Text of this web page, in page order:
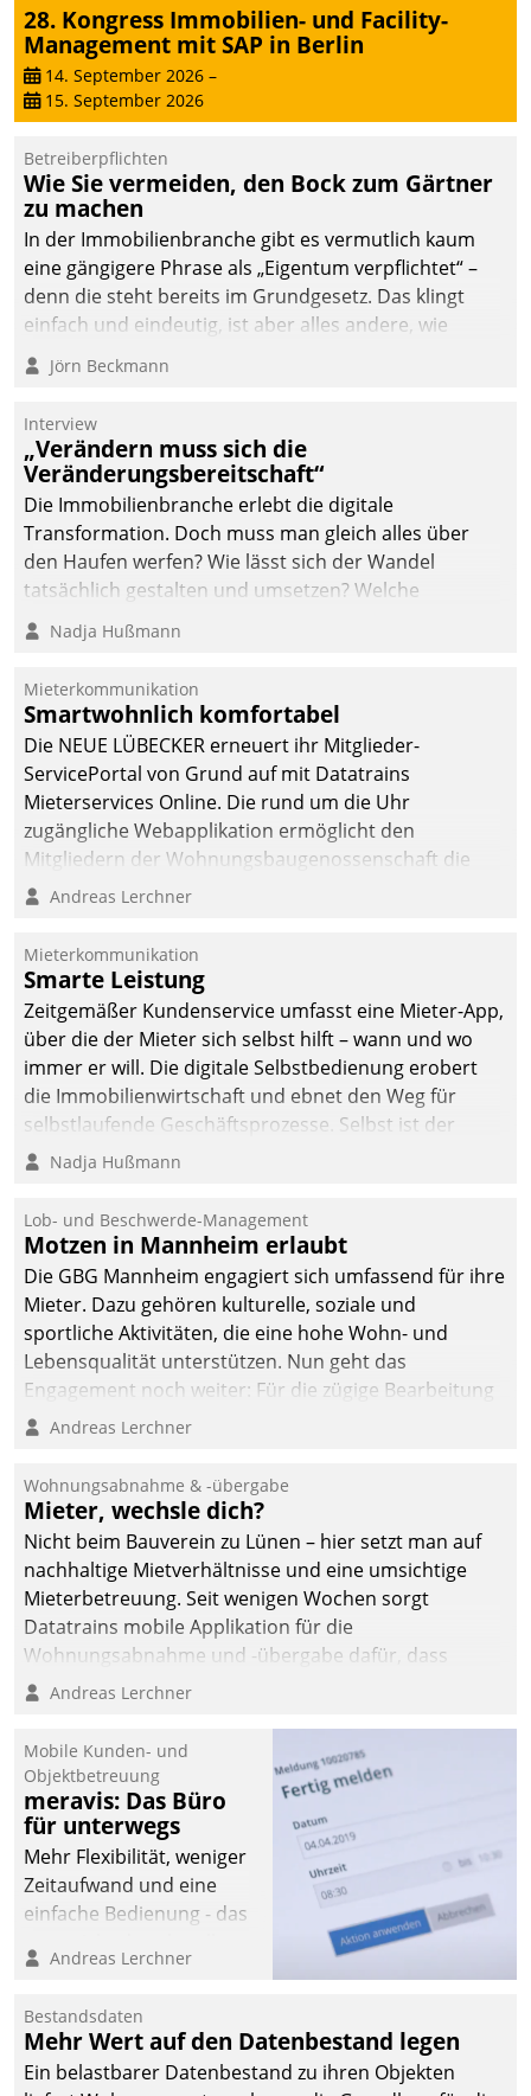
28. Kongress Immobilien- und Facility-
Management mit SAP in Berlin
14. September 2026 –
15. September 2026
Betreiberpflichten
Wie Sie vermeiden, den Bock zum Gärtner
zu machen
In der Immobilienbranche gibt es vermutlich kaum
eine gängigere Phrase als „Eigentum verpflichtet“ –
denn die steht bereits im Grundgesetz. Das klingt
einfach und eindeutig, ist aber alles andere, wie
Branchenbeschäftigte wissen. Denn mit der
Verantwortung folgen Verpflichtungen.
Jörn Beckmann
Interview
„Verändern muss sich die
Veränderungsbereitschaft“
Die Immobilienbranche erlebt die digitale
Transformation. Doch muss man gleich alles über
den Haufen werfen? Wie lässt sich der Wandel
tatsächlich gestalten und umsetzen? Welche
Argumente zählen wirklich?
Nadja Hußmann
Mieterkommunikation
Smartwohnlich komfortabel
Die NEUE LÜBECKER erneuert ihr Mitglieder-
ServicePortal von Grund auf mit Datatrains
Mieterservices Online. Die rund um die Uhr
zugängliche Webapplikation ermöglicht den
Mitgliedern der Wohnungs­bau­genossenschaft die
Kontaktaufnahme per Smartphone, Tablet oder PC.
Andreas Lerchner
Mieterkommunikation
Smarte Leistung
Zeitgemäßer Kundenservice umfasst eine Mieter-App,
über die der Mieter sich selbst hilft – wann und wo
immer er will. Die digitale Selbstbedienung erobert
die Immobilienwirtschaft und ebnet den Weg für
selbstlaufende Geschäftsprozesse. Selbst ist der
Kunde und smart der Serviceanbieter.
Nadja Hußmann
Lob- und Beschwerde-Management
Motzen in Mannheim erlaubt
Die GBG Mannheim engagiert sich umfassend für ihre
Mieter. Dazu gehören kulturelle, soziale und
sportliche Aktivitäten, die eine hohe Wohn- und
Lebensqualität unterstützen. Nun geht das
Engagement noch weiter: Für die zügige Bearbeitung
von Beschwerden – oder Lob – richtet das
und Beschwerde-Management einen eigenen Kanal
ein.
Andreas Lerchner
Wohnungsabnahme & -übergabe
Mieter, wechsle dich?
Nicht beim Bauverein zu Lünen – hier setzt man auf
nachhaltige Mietverhältnisse und eine umsichtige
Mieterbetreuung. Seit wenigen Wochen sorgt
Datatrains mobile Applikation für die
Wohnungsabnahme und -übergabe dafür, dass
Mieter wohlgeordnet kommen und, so es sein muss,
Andreas Lerchner
Mobile Kunden- und
Objektbetreuung
meravis: Das Büro
für unterwegs
Mehr Flexibilität, weniger
Zeitaufwand und eine
einfache Bedienung - das
Cockpit für mobile
Datatrain. Die meravis
Wohnungsbau- und
Immobilien GmbH hat
Andreas Lerchner
Bestandsdaten
Mehr Wert auf den Datenbestand legen
Ein belastbarer Datenbestand zu ihren Objekten